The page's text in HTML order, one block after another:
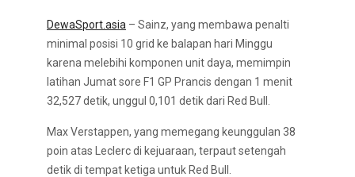
DewaSport.asia – Sainz, yang membawa penalti
minimal posisi 10 grid ke balapan hari Minggu
karena melebihi komponen unit daya, memimpin
latihan Jumat sore F1 GP Prancis dengan 1 menit
32,527 detik, unggul 0,101 detik dari Red Bull.
Max Verstappen, yang memegang keunggulan 38
poin atas Leclerc di kejuaraan, terpaut setengah
detik di tempat ketiga untuk Red Bull.